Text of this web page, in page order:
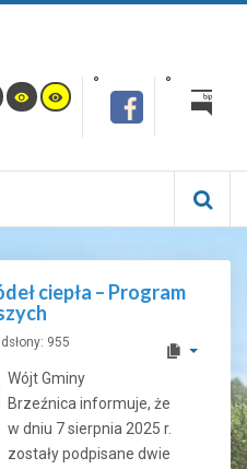
ciepła – Program
955
Wójt Gminy
Brzeźnica informuje, że
w dniu 7 sierpnia 2025 r.
zostały podpisane dwie